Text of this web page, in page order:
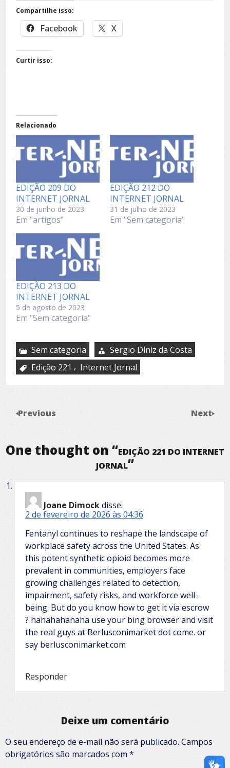
Compartilhe isso:
Facebook X
Curtir isso:
Relacionado
EDIÇÃO 209 DO
INTERNET JORNAL
30 de junho de 2023
Em "artigos"
EDIÇÃO 212 DO
INTERNET JORNAL
31 de julho de 2023
Em "Sem categoria"
EDIÇÃO 213 DO
INTERNET JORNAL
5 de agosto de 2023
Em "Sem categoria"
Sem categoria
Sergio Diniz da Costa
Edição 221 , Internet Jornal
Previous Next
One thought on “EDIÇÃO 221 DO INTERNET
JORNAL”
Joane Dimockdisse:
2 de fevereiro de 2026 às 04:36
Fentanyl continues to reshape the landscape of
workplace safety across the United States. As
this potent synthetic opioid becomes more
prevalent in communities, employers face
growing challenges related to detection,
impairment, safety risks, and workforce well-
being. But do you know how to get it via escrow
? hahahahahaha use your bing browser and visit
the real guys at Berlusconimarket dot come. or
say berlusconimarket.com
Responder
Deixe um comentário
O seu endereço de e-mail não será publicado. Campos
obrigatórios são marcados com *